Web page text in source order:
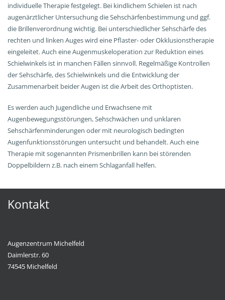
individuelle Therapie festgelegt. Bei kindlichem Schielen ist nach
augenärztlicher Untersuchung die Sehschärfenbestimmung und ggf.
die Brillenverordnung wichtig. Bei unterschiedlicher Sehschärfe des
rechten und linken Auges wird eine Pflaster- oder Okklusionstherapie
eingeleitet. Auch eine Augenmuskeloperation zur Reduktion eines
Schielwinkels ist in manchen Fällen sinnvoll. Regelmäßige Kontrollen
der Sehschärfe, des Schielwinkels und die Entwicklung der
Zusammenarbeit beider Augen ist die Arbeit des Orthoptisten.
Es werden auch Jugendliche und Erwachsene mit
Augenbewegungsstörungen, Sehschwächen und unklaren
Sehschärfenminderungen oder mit neurologisch bedingten
Augenfunktionsstörungen untersucht und behandelt. Auch eine
Therapie mit sogenannten Prismenbrillen kann bei störenden
Doppelbildern z.B. nach einem Schlaganfall helfen.
Kontakt
Augenzentrum Michelfeld
Daimlerstr. 60
74545 Michelfeld